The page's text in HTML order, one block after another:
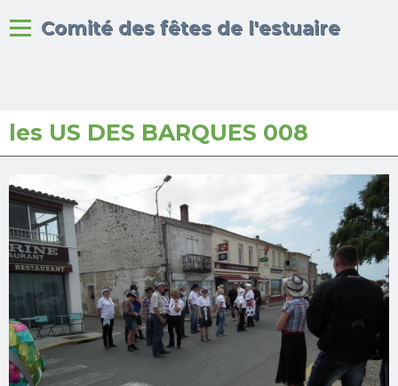
Comité des fêtes de l'estuaire
Accueil
les US DES BARQUES 008